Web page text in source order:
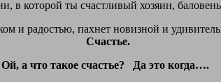
в которой ты счастливый хозяин,
и радостью, пахнет новизной и
Счастье.
Ой, а что такое счастье? Да это когда….